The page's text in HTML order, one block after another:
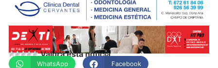
Valora esta noticia
WhatsApp Facebook